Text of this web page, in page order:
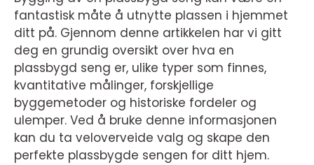
fantastisk måte å utnytte plassen i hjemmet
ditt på. Gjennom denne artikkelen har vi gitt
deg en grundig oversikt over hva en
plassbygd seng er, ulike typer som finnes,
kvantitative målinger, forskjellige
byggemetoder og historiske fordeler og
ulemper. Ved å bruke denne informasjonen
kan du ta veloverveide valg og skape den
perfekte plassbygde sengen for ditt hjem.